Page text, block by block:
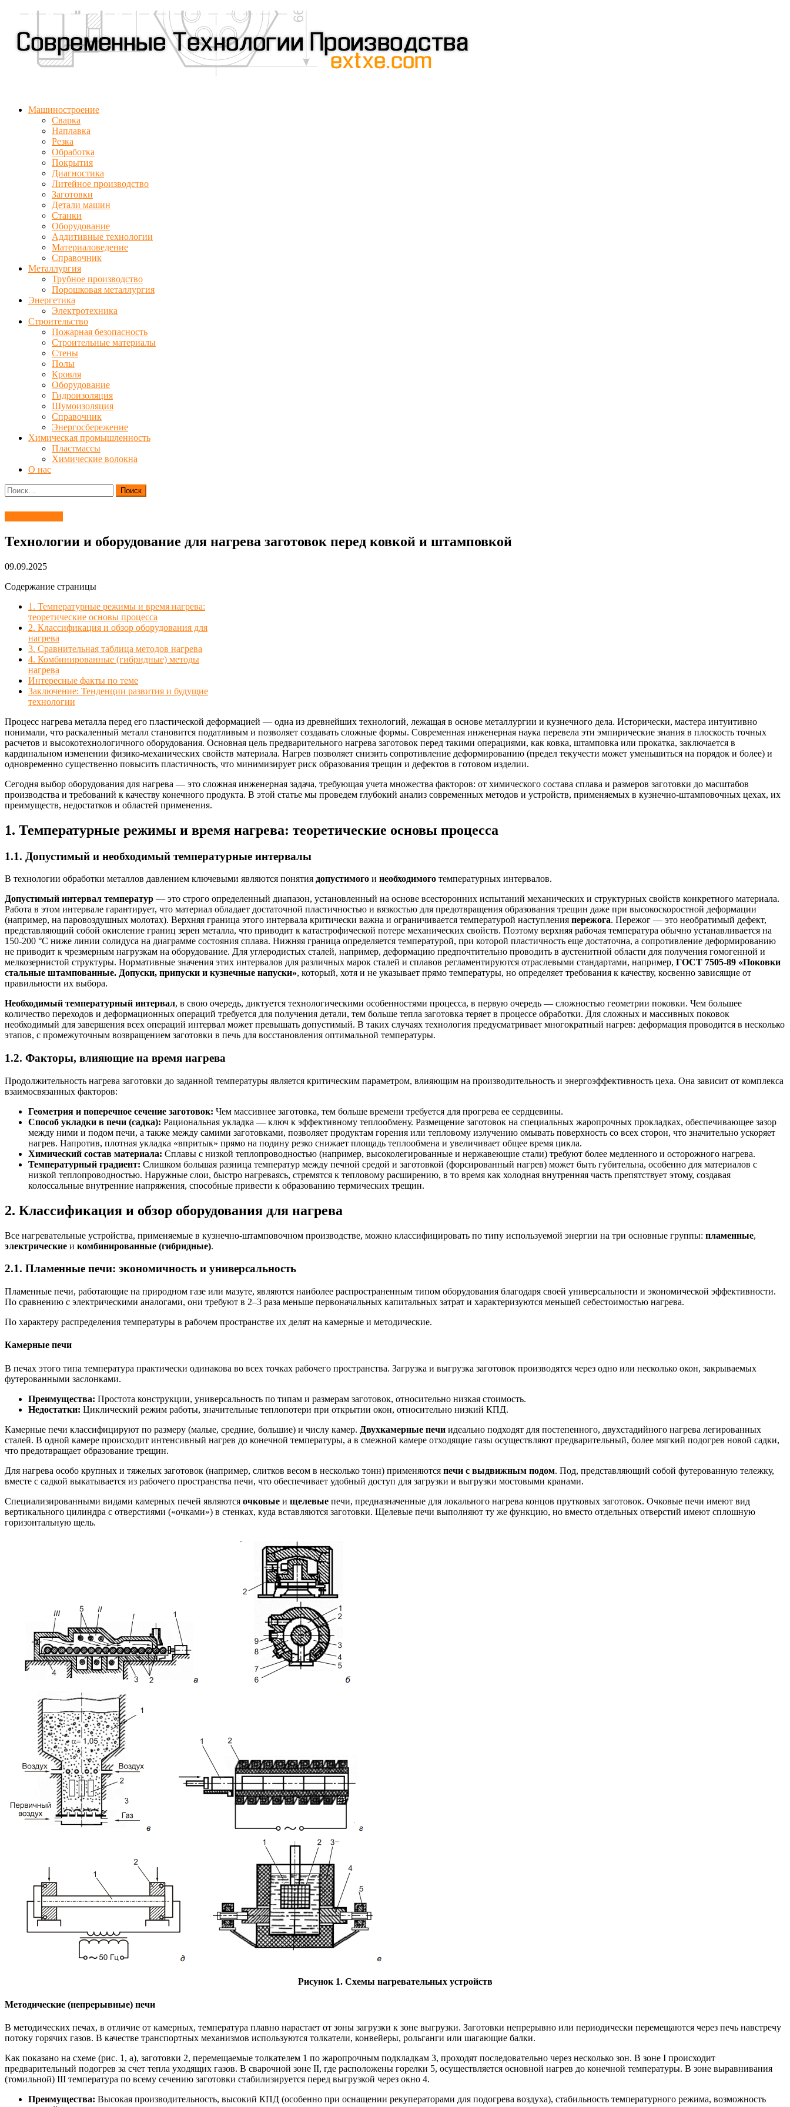
Машиностроение
Сварка
Наплавка
Резка
Обработка
Покрытия
Диагностика
Литейное производство
Заготовки
Детали машин
Станки
Оборудование
Аддитивные технологии
Материаловедение
Справочник
Металлургия
Трубное производство
Порошковая металлургия
Энергетика
Электротехника
Строительство
Пожарная безопасность
Строительные материалы
Стены
Полы
Кровля
Оборудование
Гидроизоляция
Шумоизоляция
Справочник
Энергосбережение
Химическая промышленность
Пластмассы
Химические волокна
О нас
Найти:
Технологии и оборудование для нагрева заготовок перед ковкой и штамповкой
09.09.2025
Содержание страницы
1. Температурные режимы и время нагрева:
теоретические основы процесса
2. Классификация и обзор оборудования для
нагрева
3. Сравнительная таблица методов нагрева
4. Комбинированные (гибридные) методы
нагрева
Интересные факты по теме
Заключение: Тенденции развития и будущие
технологии
Процесс нагрева металла перед его пластической деформацией — одна из древнейших технологий, лежащая в основе металлургии и кузнечного дела. Исторически, мастера интуитивно
понимали, что раскаленный металл становится податливым и позволяет создавать сложные формы. Современная инженерная наука перевела эти эмпирические знания в плоскость точных
расчетов и высокотехнологичного оборудования. Основная цель предварительного нагрева заготовок перед такими операциями, как ковка, штамповка или прокатка, заключается в
кардинальном изменении физико-механических свойств материала. Нагрев позволяет снизить сопротивление деформированию (предел текучести может уменьшиться на порядок и более) и
одновременно существенно повысить пластичность, что минимизирует риск образования трещин и дефектов в готовом изделии.
Сегодня выбор оборудования для нагрева — это сложная инженерная задача, требующая учета множества факторов: от химического состава сплава и размеров заготовки до масштабов
производства и требований к качеству конечного продукта. В этой статье мы проведем глубокий анализ современных методов и устройств, применяемых в кузнечно-штамповочных цехах, их
преимуществ, недостатков и областей применения.
1. Температурные режимы и время нагрева: теоретические основы процесса
1.1. Допустимый и необходимый температурные интервалы
В технологии обработки металлов давлением ключевыми являются понятия допустимого и необходимого температурных интервалов.
Допустимый интервал температур — это строго определенный диапазон, установленный на основе всесторонних испытаний механических и структурных свойств конкретного материала.
Работа в этом интервале гарантирует, что материал обладает достаточной пластичностью и вязкостью для предотвращения образования трещин даже при высокоскоростной деформации
(например, на паровоздушных молотах). Верхняя граница этого интервала критически важна и ограничивается температурой наступления пережога. Пережог — это необратимый дефект,
представляющий собой окисление границ зерен металла, что приводит к катастрофической потере механических свойств. Поэтому верхняя рабочая температура обычно устанавливается на
150-200 °С ниже линии солидуса на диаграмме состояния сплава. Нижняя граница определяется температурой, при которой пластичность еще достаточна, а сопротивление деформированию
не приводит к чрезмерным нагрузкам на оборудование. Для углеродистых сталей, например, деформацию предпочтительно проводить в аустенитной области для получения гомогенной и
мелкозернистой структуры. Нормативные значения этих интервалов для различных марок сталей и сплавов регламентируются отраслевыми стандартами, например, ГОСТ 7505-89 «Поковки
стальные штампованные. Допуски, припуски и кузнечные напуски», который, хотя и не указывает прямо температуры, но определяет требования к качеству, косвенно зависящие от
правильности их выбора.
Необходимый температурный интервал, в свою очередь, диктуется технологическими особенностями процесса, в первую очередь — сложностью геометрии поковки. Чем большее
количество переходов и деформационных операций требуется для получения детали, тем больше тепла заготовка теряет в процессе обработки. Для сложных и массивных поковок
необходимый для завершения всех операций интервал может превышать допустимый. В таких случаях технология предусматривает многократный нагрев: деформация проводится в несколько
этапов, с промежуточным возвращением заготовки в печь для восстановления оптимальной температуры.
1.2. Факторы, влияющие на время нагрева
Продолжительность нагрева заготовки до заданной температуры является критическим параметром, влияющим на производительность и энергоэффективность цеха. Она зависит от комплекса
взаимосвязанных факторов:
Геометрия и поперечное сечение заготовок: Чем массивнее заготовка, тем больше времени требуется для прогрева ее сердцевины.
Способ укладки в печи (садка): Рациональная укладка — ключ к эффективному теплообмену. Размещение заготовок на специальных жаропрочных прокладках, обеспечивающее зазор
между ними и подом печи, а также между самими заготовками, позволяет продуктам горения или тепловому излучению омывать поверхность со всех сторон, что значительно ускоряет
нагрев. Напротив, плотная укладка «впритык» прямо на подину резко снижает площадь теплообмена и увеличивает общее время цикла.
Химический состав материала: Сплавы с низкой теплопроводностью (например, высоколегированные и нержавеющие стали) требуют более медленного и осторожного нагрева.
Температурный градиент: Слишком большая разница температур между печной средой и заготовкой (форсированный нагрев) может быть губительна, особенно для материалов с
низкой теплопроводностью. Наружные слои, быстро нагреваясь, стремятся к тепловому расширению, в то время как холодная внутренняя часть препятствует этому, создавая
колоссальные внутренние напряжения, способные привести к образованию термических трещин.
2. Классификация и обзор оборудования для нагрева
Все нагревательные устройства, применяемые в кузнечно-штамповочном производстве, можно классифицировать по типу используемой энергии на три основные группы: пламенные,
электрические и комбинированные (гибридные).
2.1. Пламенные печи: экономичность и универсальность
Пламенные печи, работающие на природном газе или мазуте, являются наиболее распространенным типом оборудования благодаря своей универсальности и экономической эффективности.
По сравнению с электрическими аналогами, они требуют в 2–3 раза меньше первоначальных капитальных затрат и характеризуются меньшей себестоимостью нагрева.
По характеру распределения температуры в рабочем пространстве их делят на камерные и методические.
Камерные печи
В печах этого типа температура практически одинакова во всех точках рабочего пространства. Загрузка и выгрузка заготовок производятся через одно или несколько окон, закрываемых
футерованными заслонками.
Преимущества: Простота конструкции, универсальность по типам и размерам заготовок, относительно низкая стоимость.
Недостатки: Циклический режим работы, значительные теплопотери при открытии окон, относительно низкий КПД.
Камерные печи классифицируют по размеру (малые, средние, большие) и числу камер. Двухкамерные печи идеально подходят для постепенного, двухстадийного нагрева легированных
сталей. В одной камере происходит интенсивный нагрев до конечной температуры, а в смежной камере отходящие газы осуществляют предварительный, более мягкий подогрев новой садки,
что предотвращает образование трещин.
Для нагрева особо крупных и тяжелых заготовок (например, слитков весом в несколько тонн) применяются печи с выдвижным подом. Под, представляющий собой футерованную тележку,
вместе с садкой выкатывается из рабочего пространства печи, что обеспечивает удобный доступ для загрузки и выгрузки мостовыми кранами.
Специализированными видами камерных печей являются очковые и щелевые печи, предназначенные для локального нагрева концов прутковых заготовок. Очковые печи имеют вид
вертикального цилиндра с отверстиями («очками») в стенках, куда вставляются заготовки. Щелевые печи выполняют ту же функцию, но вместо отдельных отверстий имеют сплошную
горизонтальную щель.
Рисунок 1. Схемы нагревательных устройств
Методические (непрерывные) печи
В методических печах, в отличие от камерных, температура плавно нарастает от зоны загрузки к зоне выгрузки. Заготовки непрерывно или периодически перемещаются через печь навстречу
потоку горячих газов. В качестве транспортных механизмов используются толкатели, конвейеры, рольганги или шагающие балки.
Как показано на схеме (рис. 1, а), заготовки 2, перемещаемые толкателем 1 по жаропрочным подкладкам 3, проходят последовательно через несколько зон. В зоне I происходит
предварительный подогрев за счет тепла уходящих газов. В сварочной зоне II, где расположены горелки 5, осуществляется основной нагрев до конечной температуры. В зоне выравнивания
(томильной) III температура по всему сечению заготовки стабилизируется перед выгрузкой через окно 4.
Преимущества: Высокая производительность, высокий КПД (особенно при оснащении рекуператорами для подогрева воздуха), стабильность температурного режима, возможность